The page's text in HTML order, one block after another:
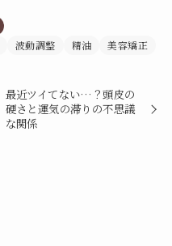
波動調整 精油 美容矯正
最近ツイてない…？頭皮の
硬さと運気の滞りの不思議
な関係